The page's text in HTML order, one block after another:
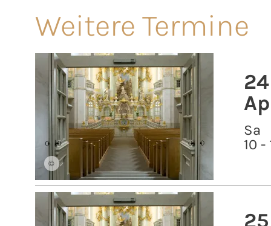
Weitere Termine
©
24
Sa
10 -
25